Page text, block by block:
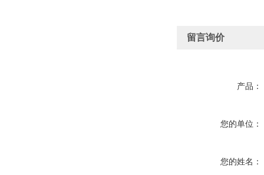
留言询价
产品：
您的单位：
您的姓名：